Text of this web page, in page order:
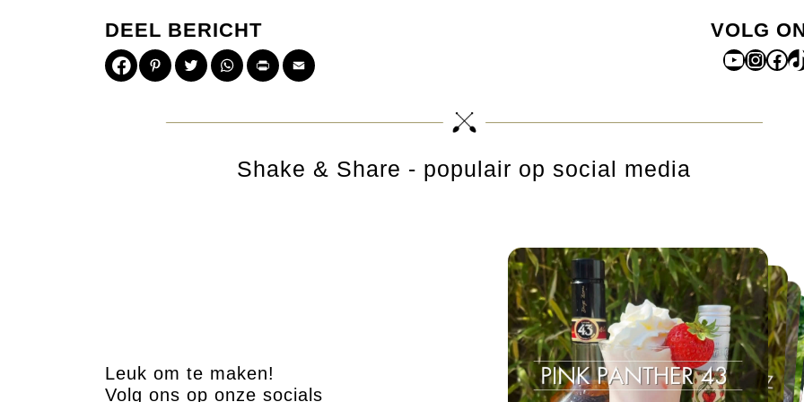
DEEL BERICHT
PinterestTwitterWhatsApp
Print
VOLG
Shake & Share - populair op social media
Leuk om te maken!
Volg ons op onze socials